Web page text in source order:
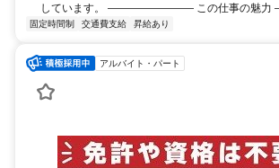
しています。 ―――――――― この仕事の
固定時間制 交通費支給 昇給あり
アルバイト・パート